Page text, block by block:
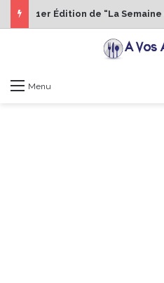
Menu